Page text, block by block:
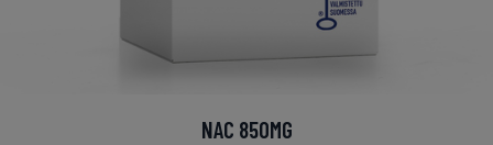
NAC 850MG